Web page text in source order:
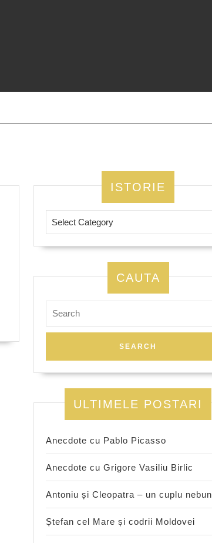
ISTORIE
CAUTA
for:
ULTIMELE POSTARI
Anecdote cu Pablo Picasso
Anecdote cu Grigore Vasiliu Birlic
Antoniu și Cleopatra – un cuplu nebun
Ștefan cel Mare și codrii Moldovei